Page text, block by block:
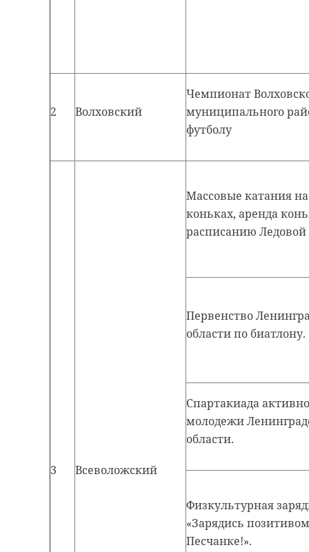
2 Волховский
Чемпионат
муниципального
футболу
3 Всеволожский
Массовые катания на
коньках, аренда
расписанию
Первенство
области по биатлону.
Спартакиада
молодежи
области.
Физкультурная
«Зарядись
Песчанке!».